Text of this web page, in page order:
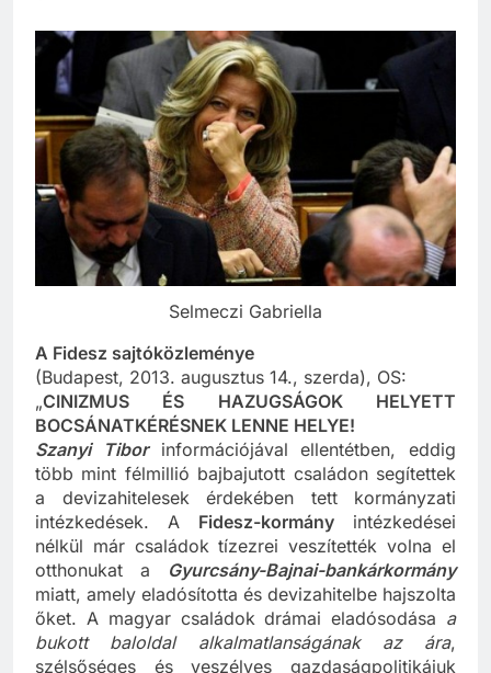
A Fidesz sajtóközleménye
(Budapest, 2013. augusztus 14., szerda), OS:
„CINIZMUS ÉS HAZUGSÁGOK HELYETT
BOCSÁNATKÉRÉSNEK LENNE HELYE!
Szanyi Tiborinformációjával ellentétben, eddig
több mint félmillió bajbajutott családon segítettek
a devizahitelesek érdekében tett kormányzati
intézkedések. AFidesz-kormányintézkedései
nélkül már családok tízezrei veszítették volna el
otthonukat aGyurcsány-Bajnai-bankárkormány
miatt, amely eladósította és devizahitelbe hajszolta
őket. A magyar családok drámai eladósodásaa
bukott baloldal alkalmatlanságának az ára,